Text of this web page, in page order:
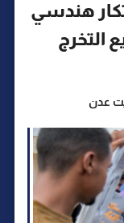
هندسي
التخرج